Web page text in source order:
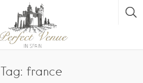
Tag: france